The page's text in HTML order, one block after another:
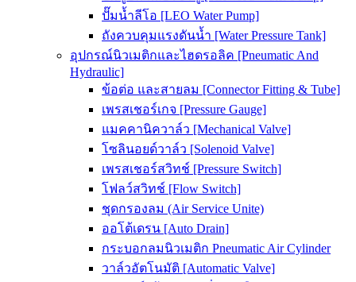
ปั๊มน้ำลีโอ [LEO Water Pump]
ถังควบคุมแรงดันน้ำ [Water Pressure Tank]
อุปกรณ์นิวเมติกและไฮดรอลิค [Pneumatic And
Hydraulic]
ข้อต่อ และสายลม [Connector Fitting & Tube]
เพรสเชอร์เกจ [Pressure Gauge]
แมคคานิควาล์ว [Mechanical Valve]
โซลินอยด์วาล์ว [Solenoid Valve]
เพรสเชอร์สวิทช์ [Pressure Switch]
โฟลว์สวิทช์ [Flow Switch]
ชุดกรองลม (Air Service Unite)
ออโต้เดรน [Auto Drain]
กระบอกลมนิวเมติก Pneumatic Air Cylinder
วาล์วอัตโนมัติ [Automatic Valve]